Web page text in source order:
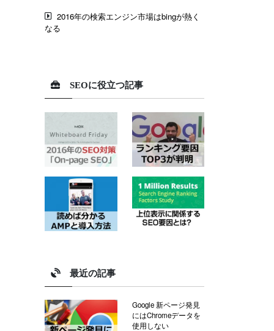
2016年の検索エンジン市場はbingが熱く
なる
SEOに役立つ記事
最近の記事
Google 新ページ発見
にはChromeデータを
使用しない